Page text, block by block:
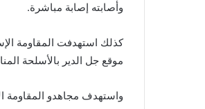
وأصابته إصابة مباشرة.
موقع جل الدير بالأسلحة